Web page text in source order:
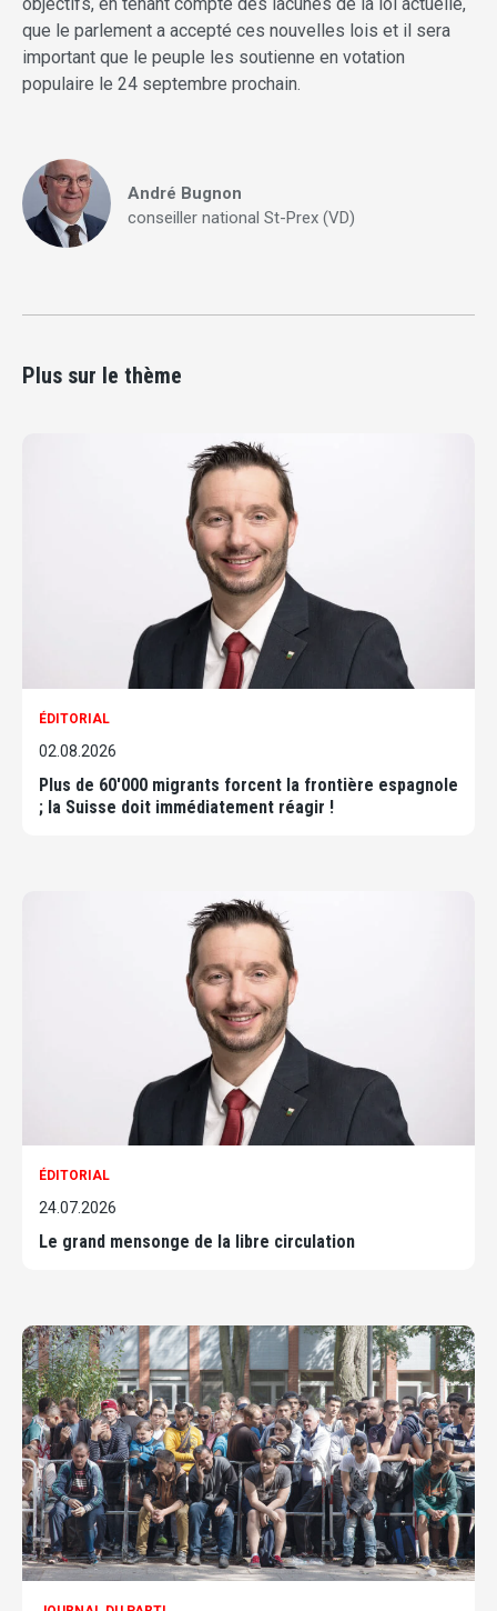
que le parlement a accepté ces nouvelles lois et il sera
important que le peuple les soutienne en votation
populaire le 24 septembre prochain.
André Bugnon
conseiller national St-Prex (VD)
Plus sur le thème
ÉDITORIAL
02.08.2026
Plus de 60'000 migrants forcent la frontière espagnole
; la Suisse doit immédiatement réagir !
ÉDITORIAL
24.07.2026
Le grand mensonge de la libre circulation